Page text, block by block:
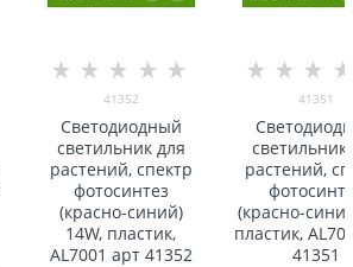
41352
Светодиодный
светильник для
растений, спектр
фотосинтез
(красно-синий)
14W, пластик,
AL7001 арт 41352
41351
светильник
растений,
(красно-
пластик,
41351